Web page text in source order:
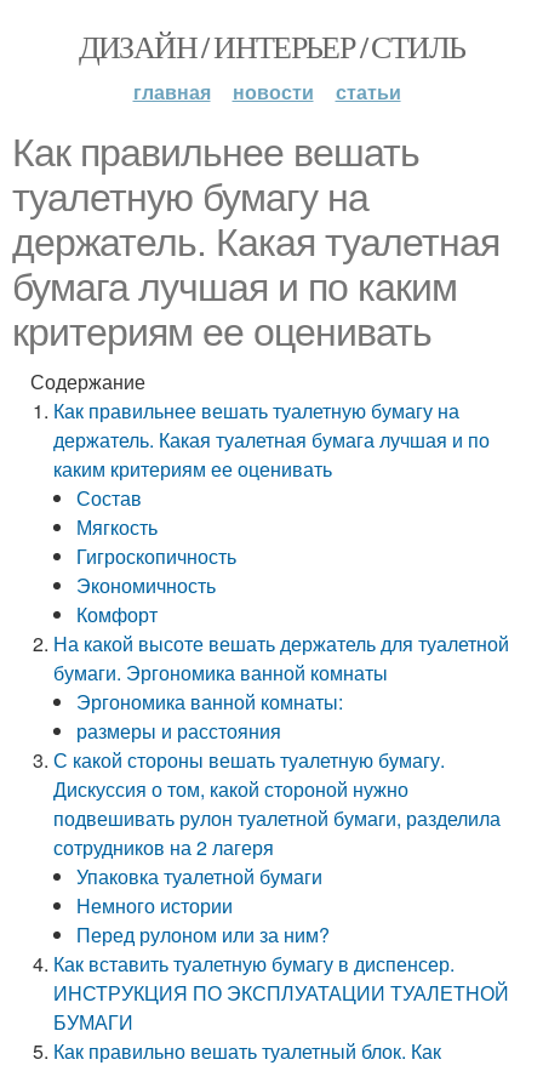
ДИЗАЙН / ИНТЕРЬЕР / СТИЛЬ
главная новости статьи
Как правильнее вешать
туалетную бумагу на
держатель. Какая туалетная
бумага лучшая и по каким
критериям ее оценивать
Содержание
Как правильнее вешать туалетную бумагу на
держатель. Какая туалетная бумага лучшая и по
каким критериям ее оценивать
Состав
Мягкость
Гигроскопичность
Экономичность
Комфорт
На какой высоте вешать держатель для туалетной
бумаги. Эргономика ванной комнаты
Эргономика ванной комнаты:
размеры и расстояния
С какой стороны вешать туалетную бумагу.
Дискуссия о том, какой стороной нужно
подвешивать рулон туалетной бумаги, разделила
сотрудников на 2 лагеря
Упаковка туалетной бумаги
Немного истории
Перед рулоном или за ним?
Как вставить туалетную бумагу в диспенсер.
ИHСТРУКЦИЯ ПО ЭКСПЛУАТАЦИИ ТУАЛЕТHОЙ
БУМАГИ
Как правильно вешать туалетный блок. Как